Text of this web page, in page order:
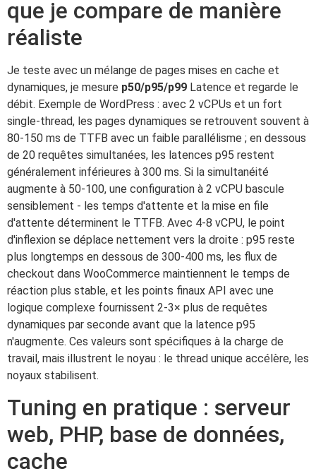
que je compare de manière
réaliste
Je teste avec un mélange de pages mises en cache et
dynamiques, je mesure p50/p95/p99 Latence et regarde le
débit. Exemple de WordPress : avec 2 vCPUs et un fort
single-thread, les pages dynamiques se retrouvent souvent à
80-150 ms de TTFB avec un faible parallélisme ; en dessous
de 20 requêtes simultanées, les latences p95 restent
généralement inférieures à 300 ms. Si la simultanéité
augmente à 50-100, une configuration à 2 vCPU bascule
sensiblement - les temps d'attente et la mise en file
d'attente déterminent le TTFB. Avec 4-8 vCPU, le point
d'inflexion se déplace nettement vers la droite : p95 reste
plus longtemps en dessous de 300-400 ms, les flux de
checkout dans WooCommerce maintiennent le temps de
réaction plus stable, et les points finaux API avec une
logique complexe fournissent 2-3× plus de requêtes
dynamiques par seconde avant que la latence p95
n'augmente. Ces valeurs sont spécifiques à la charge de
travail, mais illustrent le noyau : le thread unique accélère, les
noyaux stabilisent.
Tuning en pratique : serveur
web, PHP, base de données,
cache